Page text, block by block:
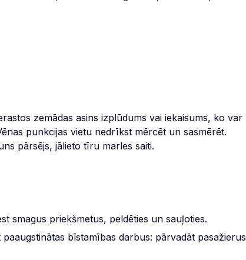
zemādas asins izplūdums vai iekaisums, ko var
punkcijas vietu nedrīkst mērcēt un sasmērēt.
pārsējs, jālieto tīru marles saiti.
smagus priekšmetus, peldēties un sauļoties.
bīstamības darbus: pārvadāt